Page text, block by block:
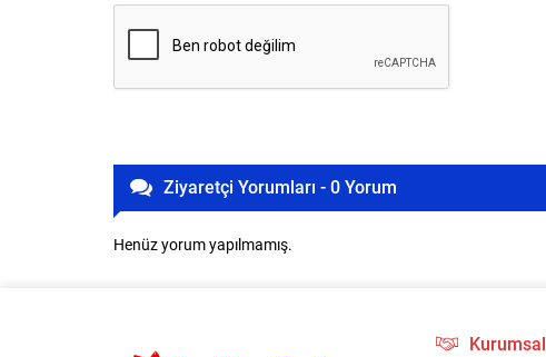
Ziyaretçi Yorumları - 0 Yorum
Henüz yorum yapılmamış.
Kurumsal